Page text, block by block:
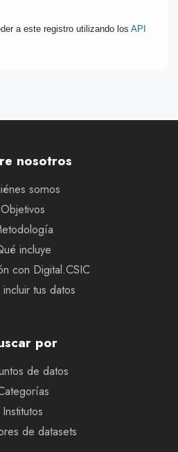
a este registro utilizando los API
nosotros
somos
Objetivos
incluye
con Digital.CSIC
tus datos
por
de datos
Institutos
de datasets